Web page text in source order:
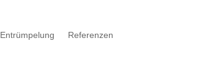
Entrümpelung Referenzen